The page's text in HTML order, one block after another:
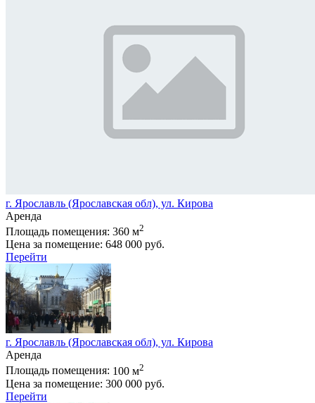
г. Ярославль (Ярославская обл), ул. Кирова
Аренда
Площадь помещения: 360 м2
Цена за помещение: 648 000 руб.
Перейти
г. Ярославль (Ярославская обл), ул. Кирова
Аренда
Площадь помещения: 100 м2
Цена за помещение: 300 000 руб.
Перейти